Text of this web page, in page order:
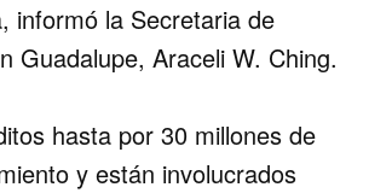
informó la Secretaria de
Guadalupe, Araceli W. Ching.
hasta por 30 millones de
y están involucrados